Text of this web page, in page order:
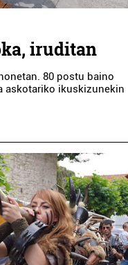
iruditan
80 postu baino
askotariko ikuskizunekin